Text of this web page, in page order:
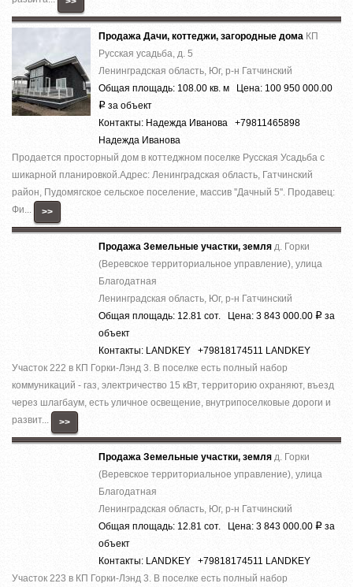
Продажа Дачи, коттеджи, загородные дома КП
Русская усадьба, д. 5
Ленинградская область, Юг, р-н Гатчинский
Общая площадь: 108.00 кв. м Цена: 100 950 000.00
Р за объект
Контакты: Надежда Иванова +79811465898
Надежда Иванова
Продается просторный дом в коттеджном поселке Русская Усадьба с
шикарной планировкой.Адрес: Ленинградская область, Гатчинский
район, Пудомягское сельское поселение, массив ''Дачный 5''. Продавец:
Фи...
>>
Продажа Земельные участки, земля д. Горки
(Веревское территориальное управление), улица
Благодатная
Ленинградская область, Юг, р-н Гатчинский
Общая площадь: 12.81 сот. Цена: 3 843 000.00 Р за
объект
Контакты: LANDKEY +79818174511 LANDKEY
Участок 222 в КП Горки-Лэнд 3. В поселке есть полный набор
коммуникаций - газ, электричество 15 кВт, территорию охраняют, въезд
через шлагбаум, есть уличное освещение, внутрипоселковые дороги и
развит...
>>
Продажа Земельные участки, земля д. Горки
(Веревское территориальное управление), улица
Благодатная
Ленинградская область, Юг, р-н Гатчинский
Общая площадь: 12.81 сот. Цена: 3 843 000.00 Р за
объект
Контакты: LANDKEY +79818174511 LANDKEY
Участок 223 в КП Горки-Лэнд 3. В поселке есть полный набор